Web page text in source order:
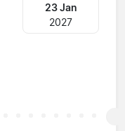
23 Jan
2027